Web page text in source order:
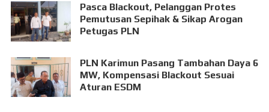
Pasca Blackout, Pelanggan Protes
Pemutusan Sepihak & Sikap Arogan
Petugas PLN
PLN Karimun Pasang Tambahan Daya 6
MW, Kompensasi Blackout Sesuai
Aturan ESDM